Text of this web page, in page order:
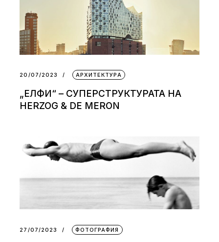
20/07/2023 АРХИТЕКТУРА
„ЕЛФИ“ – СУПЕРСТРУКТУРАТА НА
HERZOG & DE MERON
27/07/2023 ФОТОГРАФИЯ